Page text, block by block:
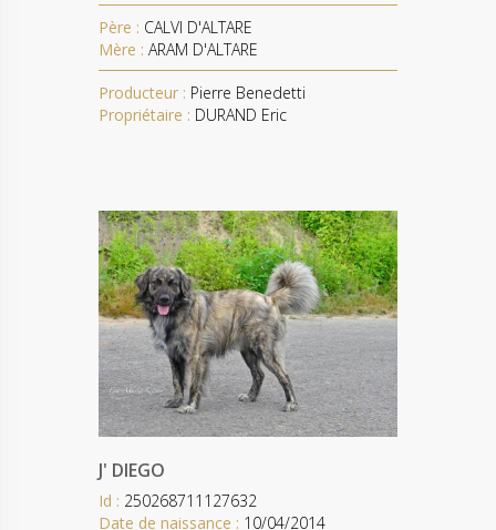
Père : CALVI D'ALTARE
Mère : ARAM D'ALTARE
Producteur : Pierre Benedetti
Propriétaire : DURAND Eric
J' DIEGO
Id : 250268711127632
Date de naissance : 10/04/2014